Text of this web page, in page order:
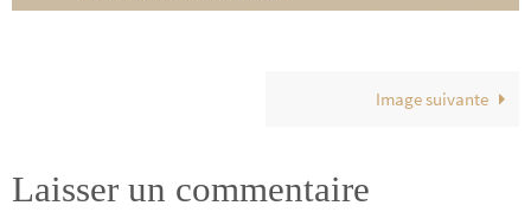
Image suivante
Laisser un commentaire